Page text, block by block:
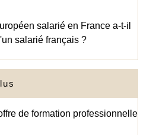
salarié en France a-t-il
salarié français ?
de formation professionnelle